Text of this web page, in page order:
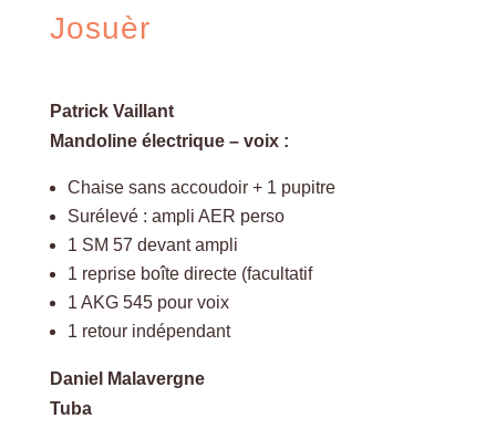
Josuèr
Patrick Vaillant
Mandoline électrique – voix :
Chaise sans accoudoir + 1 pupitre
Surélevé : ampli AER perso
1 SM 57 devant ampli
1 reprise boîte directe (facultatif
1 AKG 545 pour voix
1 retour indépendant
Daniel Malavergne
Tuba